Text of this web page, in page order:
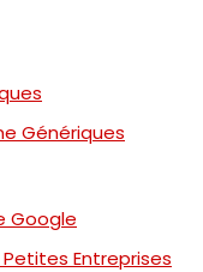
Génériques
Google
Entreprises